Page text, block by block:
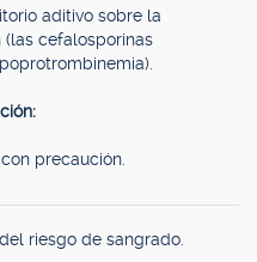
aditivo sobre la
(las cefalosporinas
precaución.
riesgo de sangrado.